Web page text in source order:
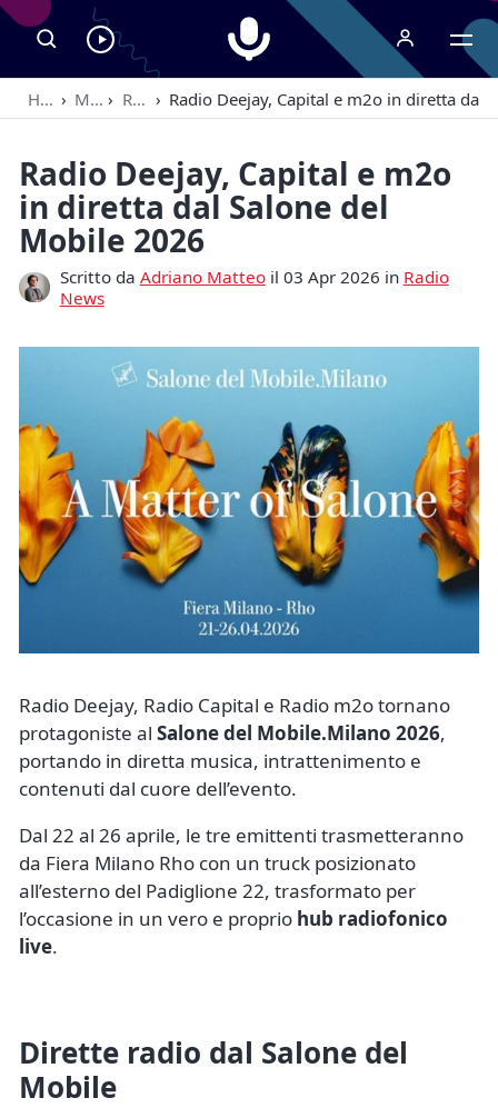
Ascolta
RadioSpeaker
in
Radiospeaker.it
Home › Magazine › Radio News › Radio Deejay, Capital e m2o in diretta dal
Radio Deejay, Capital e m2o
in diretta dal Salone del
Mobile 2026
Scritto da Adriano Matteoil 03 Apr 2026 in Radio
News
Radio Deejay, Radio Capital e Radio m2o tornano
protagoniste al Salone del Mobile.Milano 2026,
portando in diretta musica, intrattenimento e
contenuti dal cuore dell’evento.
Dal 22 al 26 aprile, le tre emittenti trasmetteranno
da Fiera Milano Rho con un truck posizionato
all’esterno del Padiglione 22, trasformato per
l’occasione in un vero e proprio hub radiofonico
live.
Dirette radio dal Salone del
Mobile